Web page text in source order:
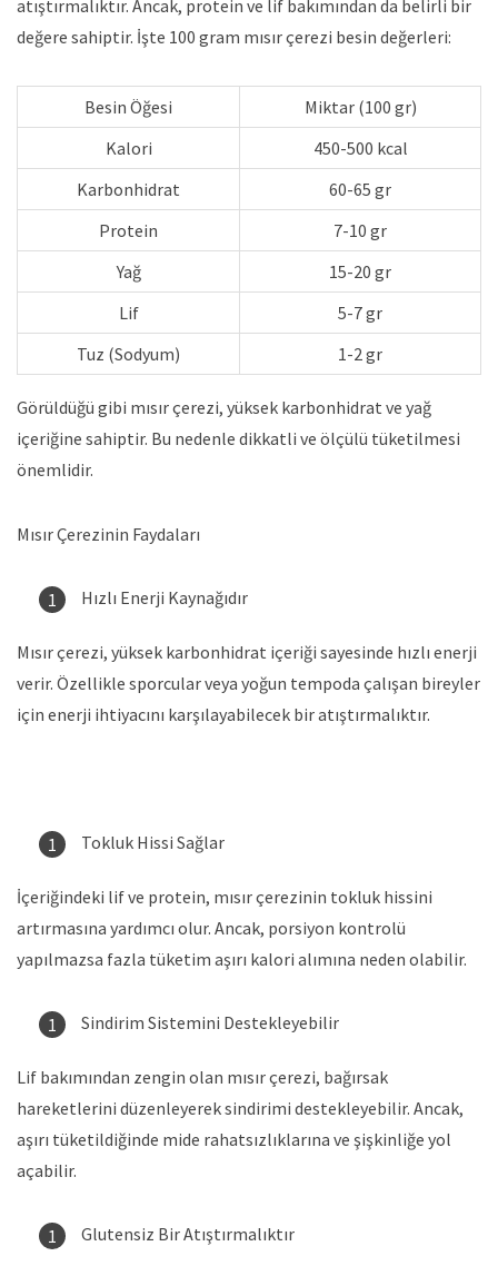
atıştırmalıktır. Ancak, protein ve lif bakımından da belirli bir
değere sahiptir. İşte 100 gram mısır çerezi besin değerleri:
Besin Öğesi
Miktar (100 gr)
Kalori
450-500 kcal
Karbonhidrat
60-65 gr
Protein
7-10 gr
Yağ
15-20 gr
Lif
5-7 gr
Tuz (Sodyum)
1-2 gr
Görüldüğü gibi mısır çerezi, yüksek karbonhidrat ve yağ
içeriğine sahiptir. Bu nedenle dikkatli ve ölçülü tüketilmesi
önemlidir.
Mısır Çerezinin Faydaları
Hızlı Enerji Kaynağıdır
Mısır çerezi, yüksek karbonhidrat içeriği sayesinde hızlı enerji
verir. Özellikle sporcular veya yoğun tempoda çalışan bireyler
için enerji ihtiyacını karşılayabilecek bir atıştırmalıktır.
Tokluk Hissi Sağlar
İçeriğindeki lif ve protein, mısır çerezinin tokluk hissini
artırmasına yardımcı olur. Ancak, porsiyon kontrolü
yapılmazsa fazla tüketim aşırı kalori alımına neden olabilir.
Sindirim Sistemini Destekleyebilir
Lif bakımından zengin olan mısır çerezi, bağırsak
hareketlerini düzenleyerek sindirimi destekleyebilir. Ancak,
aşırı tüketildiğinde mide rahatsızlıklarına ve şişkinliğe yol
açabilir.
Glutensiz Bir Atıştırmalıktır